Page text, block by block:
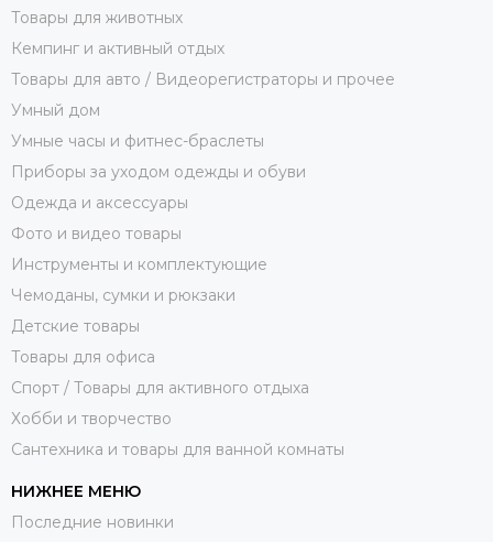
Товары для животных
Кемпинг и активный отдых
Товары для авто / Видеорегистраторы и прочее
Умный дом
Умные часы и фитнес-браслеты
Приборы за уходом одежды и обуви
Одежда и аксессуары
Фото и видео товары
Инструменты и комплектующие
Чемоданы, сумки и рюкзаки
Детские товары
Товары для офиса
Спорт / Товары для активного отдыха
Хобби и творчество
Сантехника и товары для ванной комнаты
НИЖНЕЕ МЕНЮ
Последние новинки